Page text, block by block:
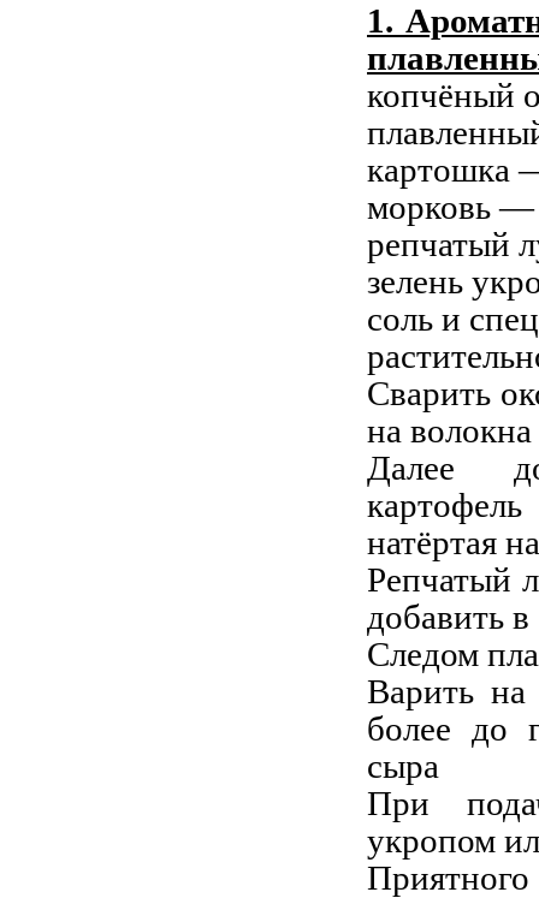
1.
копчёный
картошка
морковь
репчатый
зелень
соль и
Сварить
на
Далее
натёртая
Репчатый
добавить
Следом
Варить
более до
сыра
При
укропом
Приятного